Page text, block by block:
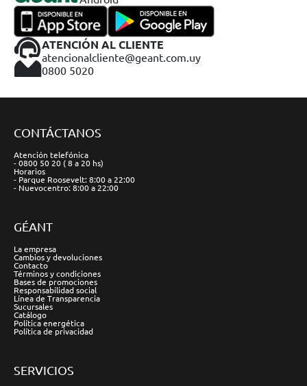
ATENCIÓN AL CLIENTE
atencionalcliente@geant.com.uy
0800 5020
CONTÁCTANOS
Atención telefónica
- 0800 50 20 ( 8 a 20 hs)
Horarios
- Parque Roosevelt: 8:00 a 22:00
- Nuevocentro: 8:00 a 22:00
GÉANT
La empresa
Cambios y devoluciones
Contacto
Términos y condiciones
Bases de promociones
Responsabilidad social
Línea de Transparencia
Sucursales
Catálogo
Política energética
Política de privacidad
SERVICIOS